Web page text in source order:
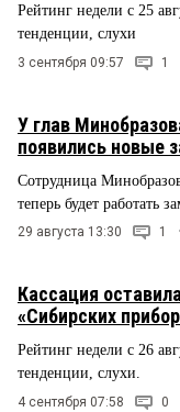
Рейтинг недели с 25
тенденции, слухи
3 сентября 09:57 1
У глав
появились новые
Сотрудница
теперь будет работать
29 августа 13:30 1
Кассация
«Сибирских
Рейтинг недели с 26
тенденции, слухи.
4 сентября 07:58 0